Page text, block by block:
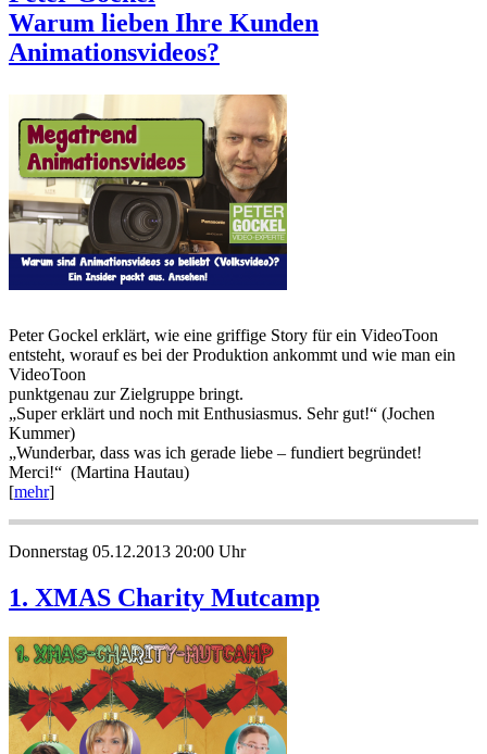
Warum lieben Ihre Kunden
Animationsvideos?
Peter Gockel erklärt, wie eine griffige Story für ein VideoToon
entsteht, worauf es bei der Produktion ankommt und wie man ein
VideoToon
punktgenau zur Zielgruppe bringt.
„Super erklärt und noch mit Enthusiasmus. Sehr gut!“ (Jochen
Kummer)
„Wunderbar, dass was ich gerade liebe – fundiert begründet!
Merci!“ (Martina Hautau)
[mehr]
Donnerstag 05.12.2013 20:00 Uhr
1. XMAS Charity Mutcamp